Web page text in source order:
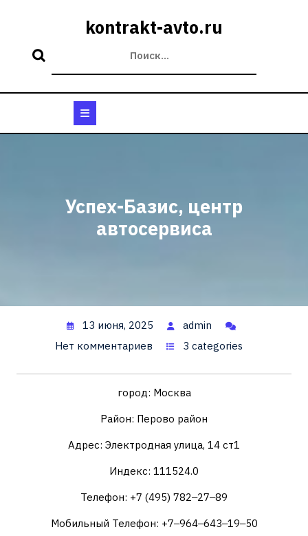
kontrakt-avto.ru
Успех-Базис, центр
автосервиса
13 июня, 2025
admin
Нет комментариев
3 categories
город: Москва
Район: Перово район
Адрес: Электродная улица, 14 ст1
Индекс: 111524.0
Телефон: +7 (495) 782‒27‒89
Мобильный Телефон: +7‒964‒643‒19‒50